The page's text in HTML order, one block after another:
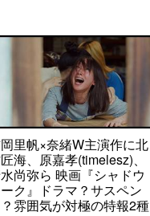
里帆×奈緒W主演作に北
海、原嘉孝(timelesz)、
尚弥ら 映画『シャドウ
ク』ドラマ？サスペン
雰囲気が対極の特報2種